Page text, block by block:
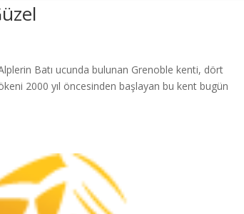
Batı ucunda bulunan Grenoble kenti, dört
2000 yıl öncesinden başlayan bu kent bugün